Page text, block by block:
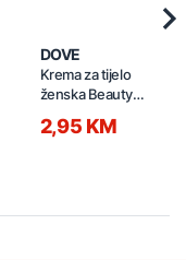
DOVE
Krema za tijelo
ženska Beauty
2,95 KM